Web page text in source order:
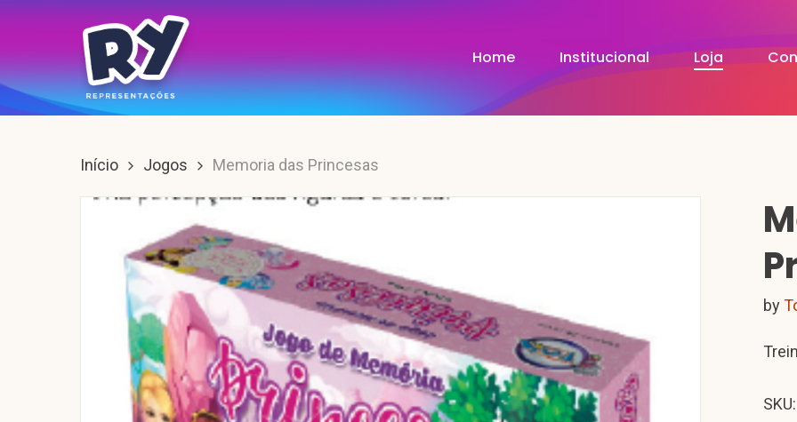
Skip
main
content
Home Institucional Loja
Início Jogos Memoria das Princesas
by